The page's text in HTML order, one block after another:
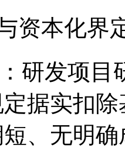
本化界
发项目
据实扣
、无明